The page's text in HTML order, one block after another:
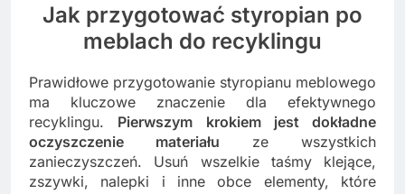
Jak przygotować styropian po
meblach do recyklingu
Prawidłowe przygotowanie styropianu meblowego
ma kluczowe znaczenie dla efektywnego
recyklingu. Pierwszym krokiem jest dokładne
oczyszczenie materiału ze wszystkich
zanieczyszczeń. Usuń wszelkie taśmy klejące,
zszywki, nalepki i inne obce elementy, które